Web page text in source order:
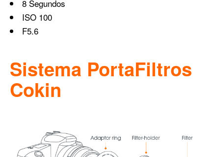
8 Segundos
ISO 100
F5.6
Sistema PortaFiltros
Cokin